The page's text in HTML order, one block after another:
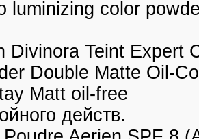
luminizing color
Divinora Teint Expert
Double Matte Oil-
Matt oil-free
действ.